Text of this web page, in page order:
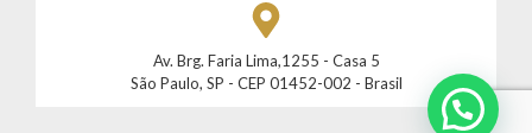
Av. Brg. Faria Lima,1255 - Casa 5
São Paulo, SP - CEP 01452-002 - Brasil